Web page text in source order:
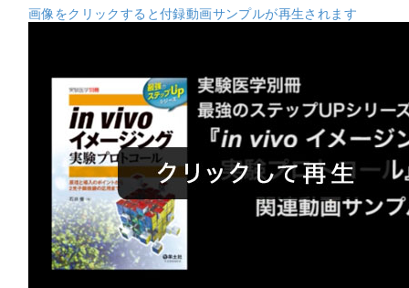
画像をクリックすると付録動画サンプルが再生されます